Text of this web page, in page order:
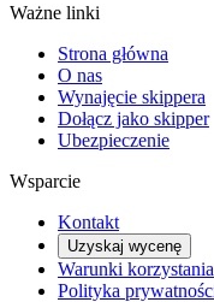
Ważne linki
Strona główna
O nas
Wynajęcie skippera
Dołącz jako skipper
Ubezpieczenie
Wsparcie
Kontakt
Uzyskaj wycenę
Warunki korzystania
Polityka